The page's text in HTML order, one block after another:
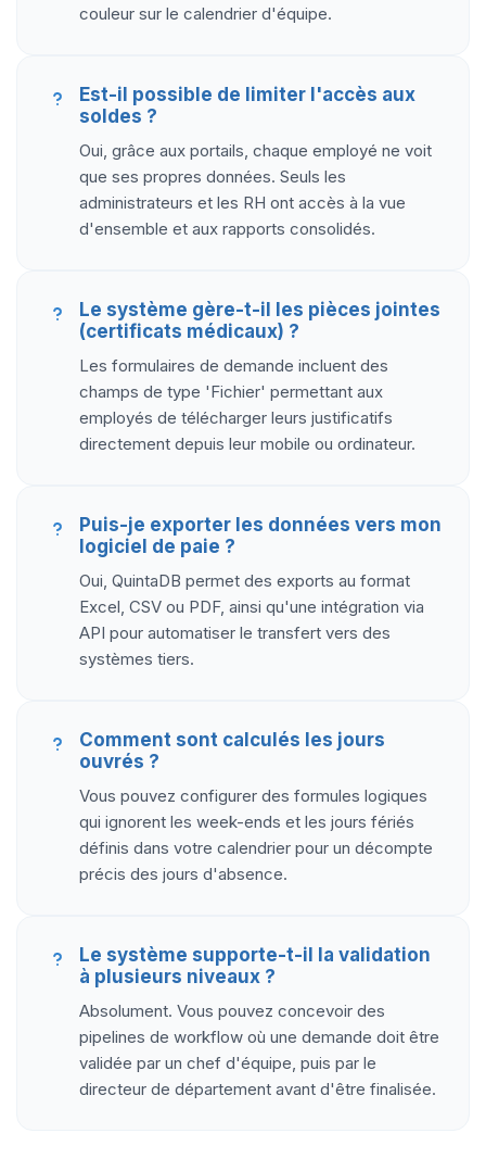
couleur sur le calendrier d'équipe.
Est-il possible de limiter l'accès aux
soldes ?
Oui, grâce aux portails, chaque employé ne voit
que ses propres données. Seuls les
administrateurs et les RH ont accès à la vue
d'ensemble et aux rapports consolidés.
Le système gère-t-il les pièces jointes
(certificats médicaux) ?
Les formulaires de demande incluent des
champs de type 'Fichier' permettant aux
employés de télécharger leurs justificatifs
directement depuis leur mobile ou ordinateur.
Puis-je exporter les données vers mon
logiciel de paie ?
Oui, QuintaDB permet des exports au format
Excel, CSV ou PDF, ainsi qu'une intégration via
API pour automatiser le transfert vers des
systèmes tiers.
Comment sont calculés les jours
ouvrés ?
Vous pouvez configurer des formules logiques
qui ignorent les week-ends et les jours fériés
définis dans votre calendrier pour un décompte
précis des jours d'absence.
Le système supporte-t-il la validation
à plusieurs niveaux ?
Absolument. Vous pouvez concevoir des
pipelines de workflow où une demande doit être
validée par un chef d'équipe, puis par le
directeur de département avant d'être finalisée.